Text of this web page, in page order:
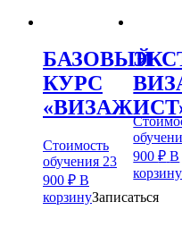
БАЗОВЫЙ
КУРС
Стоимость
обучения 23
900 ₽ В
корзинуЗаписаться
900₽ В
корзину